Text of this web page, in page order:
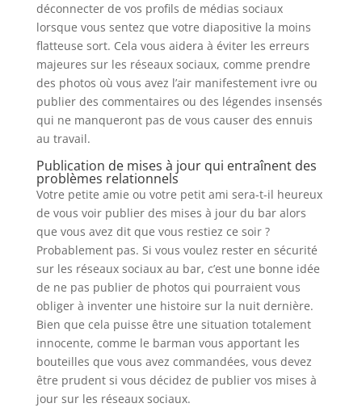
déconnecter de vos profils de médias sociaux
lorsque vous sentez que votre diapositive la moins
flatteuse sort. Cela vous aidera à éviter les erreurs
majeures sur les réseaux sociaux, comme prendre
des photos où vous avez l’air manifestement ivre ou
publier des commentaires ou des légendes insensés
qui ne manqueront pas de vous causer des ennuis
au travail.
Publication de mises à jour qui entraînent des
problèmes relationnels
Votre petite amie ou votre petit ami sera-t-il heureux
de vous voir publier des mises à jour du bar alors
que vous avez dit que vous restiez ce soir ?
Probablement pas. Si vous voulez rester en sécurité
sur les réseaux sociaux au bar, c’est une bonne idée
de ne pas publier de photos qui pourraient vous
obliger à inventer une histoire sur la nuit dernière.
Bien que cela puisse être une situation totalement
innocente, comme le barman vous apportant les
bouteilles que vous avez commandées, vous devez
être prudent si vous décidez de publier vos mises à
jour sur les réseaux sociaux.